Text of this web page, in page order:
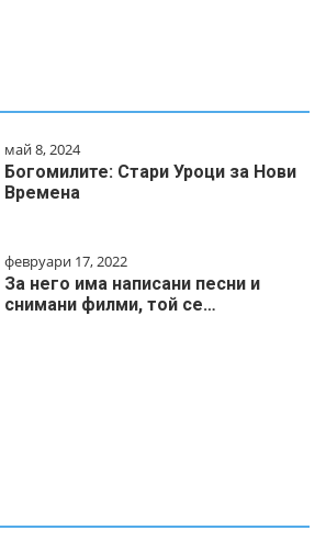
май 8, 2024
Богомилите: Стари Уроци за Нови
Времена
февруари 17, 2022
За него има написани песни и
снимани филми, той се…